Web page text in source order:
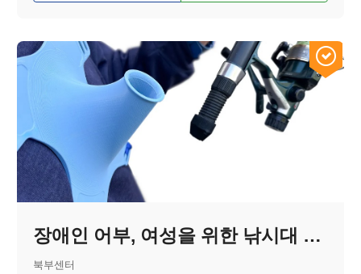
장애인 어부, 여성을 위한 낚시대 홀더
북부센터